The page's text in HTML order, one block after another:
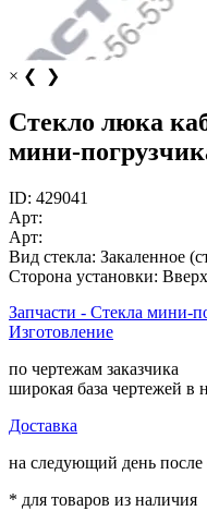
× ❮ ❯
Стекло люка
мини-
ID: 429041
Арт:
Арт:
Вид стекла: Закаленное
Сторона установки:
Запчасти - Стекла мини-
Изготовление
по чертежам заказчика
широкая база чертежей в
Доставка
на следующий день
* для товаров из наличия